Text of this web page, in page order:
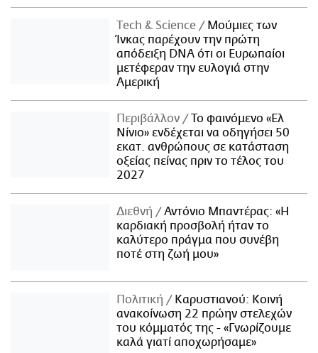
Τech & Science
Μούμιες των
Ίνκας παρέχουν την πρώτη
απόδειξη DNA ότι οι Ευρωπαίοι
μετέφεραν την ευλογιά στην
Αμερική
Περιβάλλον
Το φαινόμενο «Ελ
Νίνιο» ενδέχεται να οδηγήσει 50
εκατ. ανθρώπους σε κατάσταση
οξείας πείνας πριν το τέλος του
2027
Διεθνή
Αντόνιο Μπαντέρας: «Η
καρδιακή προσβολή ήταν το
καλύτερο πράγμα που συνέβη
ποτέ στη ζωή μου»
Πολιτική
Καρυστιανού: Κοινή
ανακοίνωση 22 πρώην στελεχών
του κόμματός της - «Γνωρίζουμε
καλά γιατί αποχωρήσαμε»